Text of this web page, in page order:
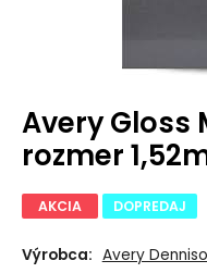
Avery Gloss
rozmer
AKCIA DOPREDAJ
Výrobca: Avery